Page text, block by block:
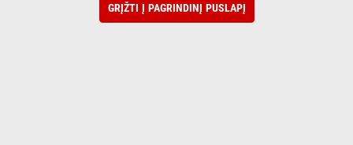
GRĮŽTI Į PAGRINDINĮ PUSLAPĮ